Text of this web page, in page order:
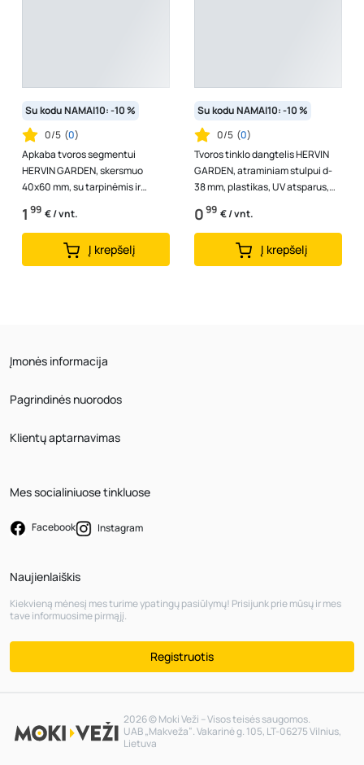
Su kodu NAMAI10: -10 %
0/5 (0)
Apkaba tvoros segmentui
HERVIN GARDEN, skersmuo
40x60 mm, su tarpinėmis ir
varžtais, centrinė, cinkuota,
dažyta, RAL6005
1 99 € / vnt.
Į krepšelį
Su kodu NAMAI10: -10 %
0/5 (0)
Tvoros tinklo dangtelis HERVIN
GARDEN, atraminiam stulpui d-
38 mm, plastikas, UV atsparus,
RAL 6005
099 € / vnt.
Į krepšelį
Įmonės informacija
Pagrindinės nuorodos
Klientų aptarnavimas
Mes socialiniuose tinkluose
Facebook Instagram
Naujienlaiškis
Kiekvieną mėnesį mes turime ypatingų pasiūlymų! Prisijunk prie mūsų ir mes
tave informuosime pirmąjį.
Registruotis
2026 © Moki Veži – Visos teisės saugomos.
UAB „Makveža“. Vakarinė g. 105, LT-06275 Vilnius,
Lietuva